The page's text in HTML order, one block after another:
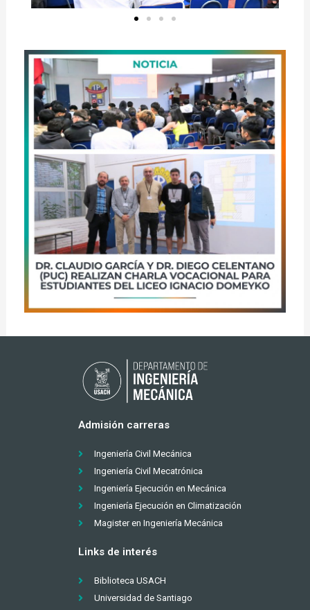
Admisión carreras
Ingeniería Civil Mecánica
Ingeniería Civil Mecatrónica
Ingeniería Ejecución en Mecánica
Ingeniería Ejecución en Climatización
Magister en Ingeniería Mecánica
Links de interés
Biblioteca USACH
Universidad de Santiago